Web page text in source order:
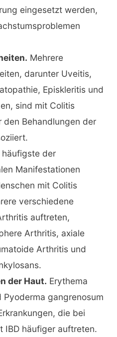
eingesetzt werden,
Mehrere
darunter Uveitis,
Episkleritisund
sind mit Colitis
den Behandlungen der
häufigste der
Manifestationen
mit Colitis
verschiedene
auftreten,
Arthritis, axiale
Arthritis und
.
der Haut. Erythema
Pyoderma gangrenosum
die bei
IBD häufiger auftreten.